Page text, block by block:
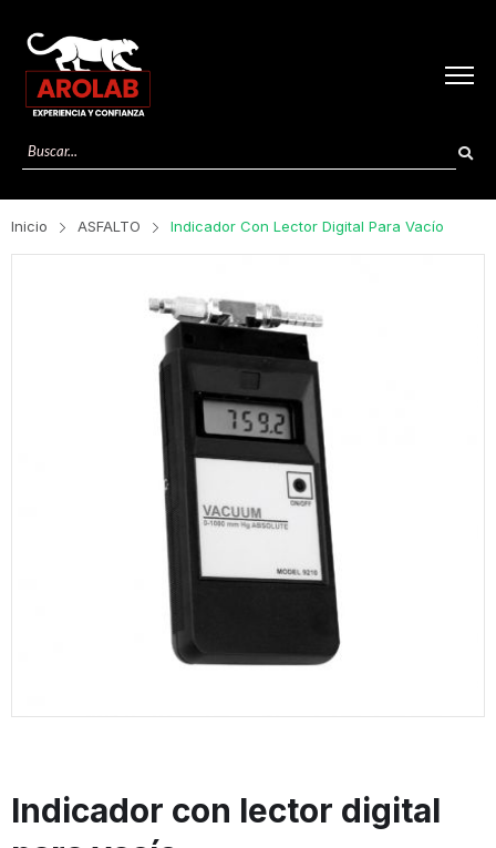
Inicio ASFALTO Indicador Con Lector Digital Para Vacío
Indicador con lector digital